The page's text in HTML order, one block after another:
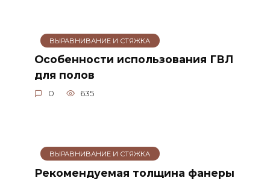
ВЫРАВНИВАНИЕ И СТЯЖКА
Особенности использования ГВЛ
для полов
0 635
ВЫРАВНИВАНИЕ И СТЯЖКА
Рекомендуемая толщина фанеры